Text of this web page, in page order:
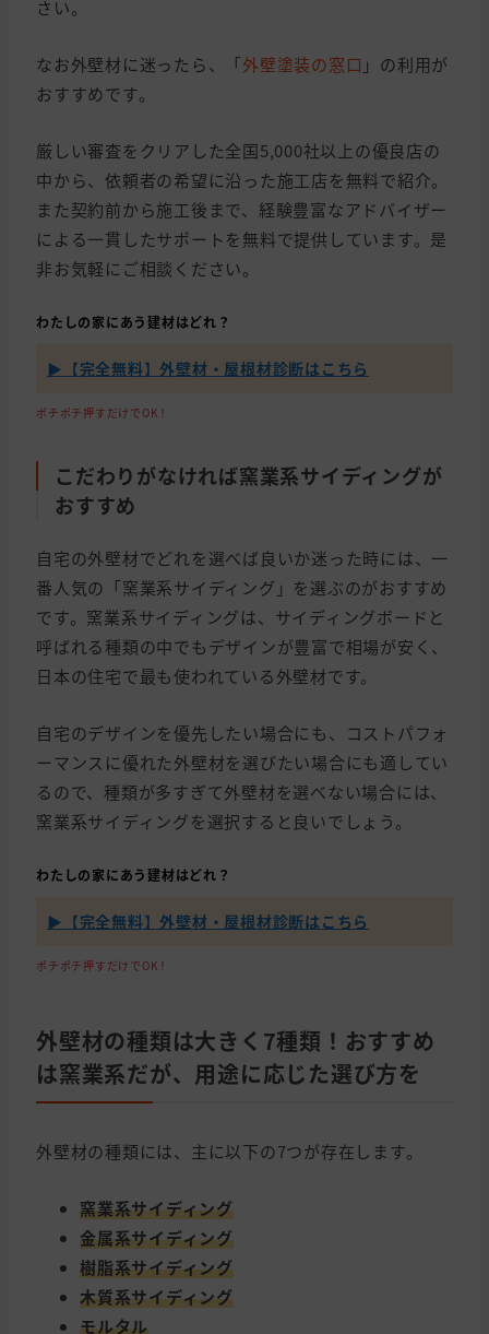
さい。
なお外壁材に迷ったら、「外壁塗装の窓口 」の利用が
おすすめです。
厳しい審査をクリアした全国5,000社以上の優良店の
中から、依頼者の希望に沿った施工店を無料で紹介。
また契約前から施工後まで、経験豊富なアドバイザー
による一貫したサポートを無料で提供しています。是
非お気軽にご相談ください。
わたしの家にあう建材はどれ？
▶【完全無料】外壁材・屋根材診断はこちら
ポチポチ押すだけでOK！
こだわりがなければ窯業系サイディングが
おすすめ
自宅の外壁材でどれを選べば良いか迷った時には、一
番人気の「窯業系サイディング」を選ぶのがおすすめ
です。窯業系サイディングは、サイディングボードと
呼ばれる種類の中でもデザインが豊富で相場が安く、
日本の住宅で最も使われている外壁材です。
自宅のデザインを優先したい場合にも、コストパフォ
ーマンスに優れた外壁材を選びたい場合にも適してい
るので、種類が多すぎて外壁材を選べない場合には、
窯業系サイディングを選択すると良いでしょう。
わたしの家にあう建材はどれ？
▶【完全無料】外壁材・屋根材診断はこちら
ポチポチ押すだけでOK！
外壁材の種類は大きく7種類！おすすめ
は窯業系だが、用途に応じた選び方を
外壁材の種類には、主に以下の7つが存在します。
窯業系サイディング
金属系サイディング
樹脂系サイディング
木質系サイディング
モルタル